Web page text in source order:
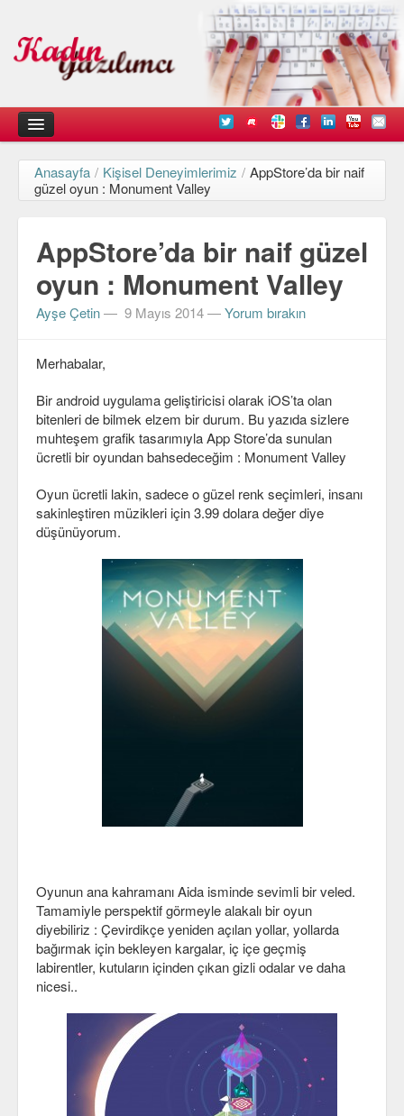
Kadın
Kişisel Deneyimlerimiz
Düşündüklerimiz
Teknik
Arayüz Tasarımı
Diller
C#
Java
Javascript
PHP
Veri Yapıları & Algoritmalar
MongoDB
PostgreSQL
Robotik
Biz Kimiz?
Anasayfa / Kişisel Deneyimlerimiz / AppStore’da bir naif
güzel oyun : Monument Valley
AppStore’da bir naif güzel
oyun : Monument Valley
Ayşe Çetin— 9 Mayıs 2014—Yorum bırakın
Merhabalar,
Bir android uygulama geliştiricisi olarak iOS’ta olan
bitenleri de bilmek elzem bir durum. Bu yazıda sizlere
muhteşem grafik tasarımıyla App Store’da sunulan
ücretli bir oyundan bahsedeceğim : Monument Valley
Oyun ücretli lakin, sadece o güzel renk seçimleri, insanı
sakinleştiren müzikleri için 3.99 dolara değer diye
düşünüyorum.
Oyunun ana kahramanı Aida isminde sevimli bir veled.
Tamamiyle perspektif görmeyle alakalı bir oyun
diyebiliriz : Çevirdikçe yeniden açılan yollar, yollarda
bağırmak için bekleyen kargalar, iç içe geçmiş
labirentler, kutuların içinden çıkan gizli odalar ve daha
nicesi..